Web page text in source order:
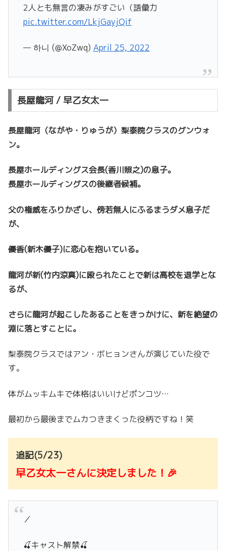
2人とも無言の凄みがすごい（語彙力
pic.twitter.com/LkjGayjQif
— 하니 (@XoZwq) April 25, 2022
長屋龍河 / 早乙女太一
長屋龍河（ながや・りゅうが）梨泰院クラスのグンウォ
ン。
長屋ホールディングス会長(香川照之)の息子。
長屋ホールディングスの後継者候補。
父の権威をふりかざし、傍若無人にふるまうダメ息子だ
が、
優香(新木優子)に恋心を抱いている。
龍河が新(竹内涼真)に殴られたことで新は高校を退学とな
るが、
さらに龍河が起こしたあることをきっかけに、新を絶望の
淵に落とすことに。
梨泰院クラスではアン・ボヒョンさんが演じていた役で
す。
体がムッキムキで体格はいいけどポンコツ…
最初から最後までムカつきまくった役柄ですね！笑
追記(5/23)
早乙女太一さんに決定しました！🎉
／
🍒キャスト解禁🍒